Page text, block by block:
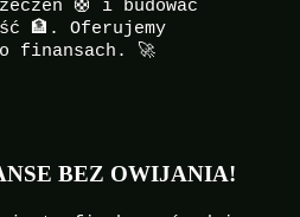
🛟 i budować
🏦. Oferujemy
finansach. 🚀
BEZ OWIJANIA!